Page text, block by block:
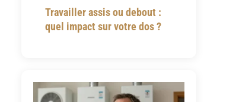
Travailler assis ou debout :
quel impact sur votre dos ?